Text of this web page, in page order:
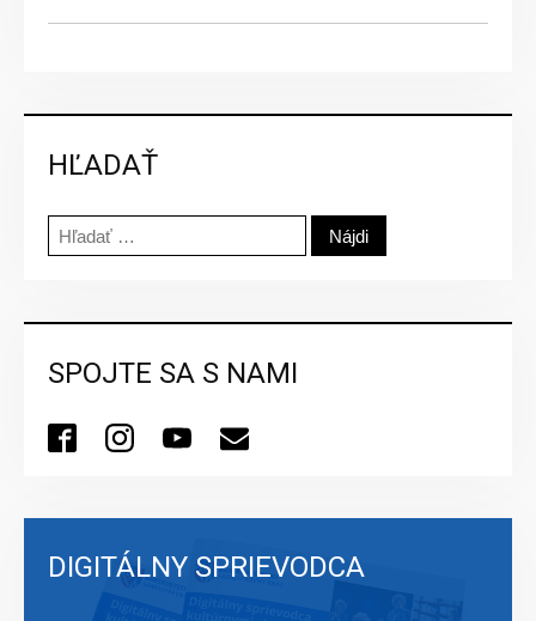
HĽADAŤ
Hľadať:
SPOJTE SA S NAMI
DIGITÁLNY SPRIEVODCA